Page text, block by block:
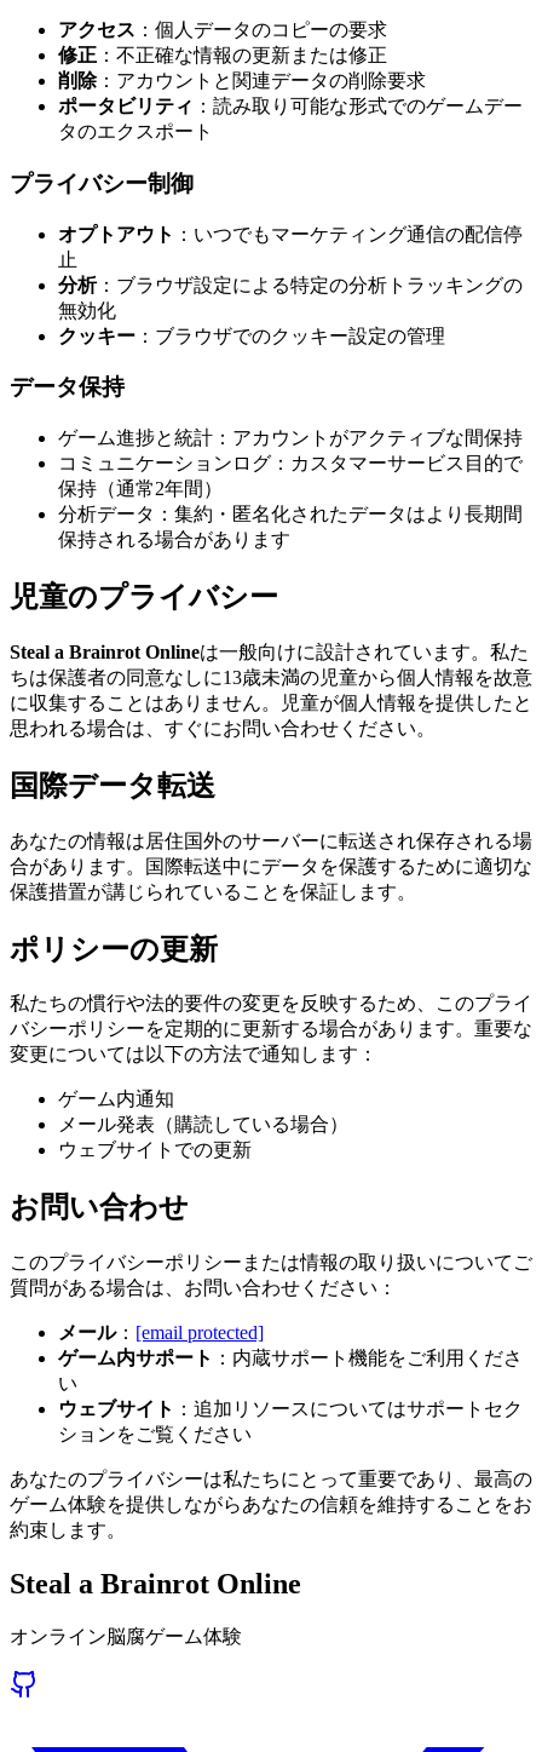
アクセス ：個人データのコピーの要求
修正 ：不正確な情報の更新または修正
削除：アカウントと関連データの削除要求
ポータビリティ ：読み取り可能な形式でのゲームデー
タのエクスポート
プライバシー制御
オプトアウト ：いつでもマーケティング通信の配信停
止
分析：ブラウザ設定による特定の分析トラッキングの
無効化
クッキー ：ブラウザでのクッキー設定の管理
データ保持
ゲーム進捗と統計：アカウントがアクティブな間保持
コミュニケーションログ：カスタマーサービス目的で
保持（通常2年間）
分析データ：集約・匿名化されたデータはより長期間
保持される場合があります
児童のプライバシー
Steal a Brainrot Onlineは一般向けに設計されています。私た
ちは保護者の同意なしに13歳未満の児童から個人情報を故意
に収集することはありません。児童が個人情報を提供したと
思われる場合は、すぐにお問い合わせください。
国際データ転送
あなたの情報は居住国外のサーバーに転送され保存される場
合があります。国際転送中にデータを保護するために適切な
保護措置が講じられていることを保証します。
ポリシーの更新
私たちの慣行や法的要件の変更を反映するため、このプライ
バシーポリシーを定期的に更新する場合があります。重要な
変更については以下の方法で通知します：
ゲーム内通知
メール発表（購読している場合）
ウェブサイトでの更新
お問い合わせ
このプライバシーポリシーまたは情報の取り扱いについてご
質問がある場合は、お問い合わせください：
メール： [email protected]
ゲーム内サポート ：内蔵サポート機能をご利用くださ
い
ウェブサイト ：追加リソースについてはサポートセク
ションをご覧ください
あなたのプライバシーは私たちにとって重要であり、最高の
ゲーム体験を提供しながらあなたの信頼を維持することをお
約束します。
Steal a Brainrot Online
オンライン脳腐ゲーム体験